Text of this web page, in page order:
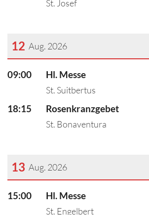
St. Josef
12 Aug. 2026
???msg.page.sr.date??? 12. August 2026
09:00 Hl. Messe
St. Suitbertus
18:15 Rosenkranzgebet
St. Bonaventura
13 Aug. 2026
???msg.page.sr.date??? 13. August 2026
15:00 Hl. Messe
St. Engelbert